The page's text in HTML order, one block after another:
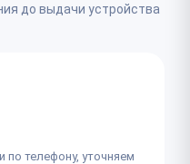
до выдачи устройства
по телефону, уточняем